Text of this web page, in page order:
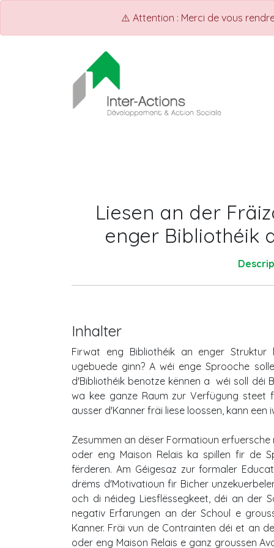
⚠️ Attention : Merci de vous
Liesen an der
enger Bibliothéik
Inhalter
Firwat eng Bibliothéik an enger
ugebuede ginn? A wéi enge Sprooche
d'Bibliothéik benotze kënnen a wéi soll déi
wa kee ganze Raum zur Verfügung steet
ausser d'Kanner fräi liese loossen, kann
Zesummen an dëser Formatioun
oder eng Maison Relais ka spillen fir de
fërderen. Am Géigesaz zur formaler
drëms d'Motivatioun fir Bicher
och di néideg Liesflëssegkeet, déi an der
negativ Erfarungen an der Schoul e
Kanner. Fräi vun de Contrainten déi et an
oder eng Maison Relais e ganz groussen